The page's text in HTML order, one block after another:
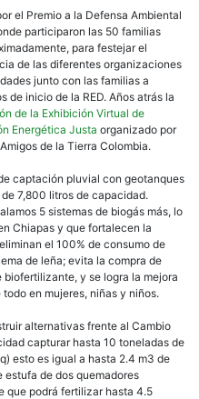
el Premio a la Defensa Ambiental
participaron las 50 familias
para festejar el
de las diferentes organizaciones
junto con las familias a
de inicio de la RED. Años atrás la
de la Exhibición Virtual de
Energética Justa organizado por
de la Tierra Colombia.
captación pluvial con geotanques
7,800 litros de capacidad.
5 sistemas de biogás más, lo
Chiapas y que fortalecen la
el 100% de consumo de
de leña; evita la compra de
y se logra la mejora
en mujeres, niñas y niños.
alternativas frente al Cambio
capturar hasta 10 toneladas de
esto es igual a hasta 2.4 m3 de
estufa de dos quemadores
que podrá fertilizar hasta 4.5